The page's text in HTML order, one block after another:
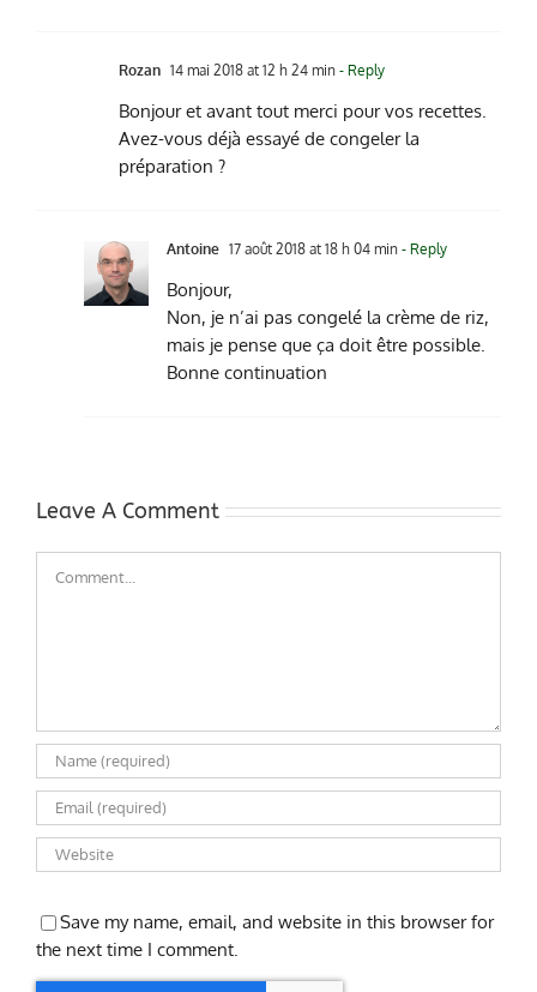
Rozan 14 mai 2018 at 12 h 24 min - Reply
Bonjour et avant tout merci pour vos recettes.
Avez-vous déjà essayé de congeler la
préparation ?
Antoine 17 août 2018 at 18 h 04 min - Reply
Bonjour,
Non, je n’ai pas congelé la crème de riz,
mais je pense que ça doit être possible.
Bonne continuation
Leave A Comment
Save my name, email, and website in this browser for
the next time I comment.